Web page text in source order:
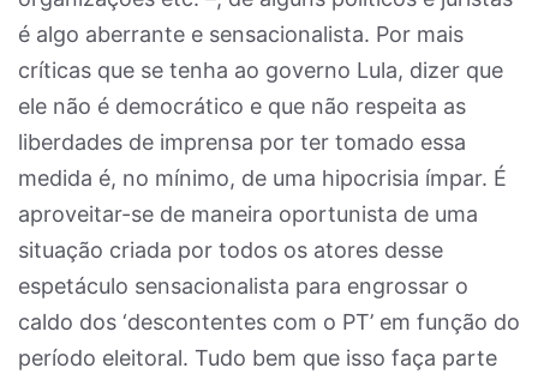
é algo aberrante e sensacionalista. Por mais
críticas que se tenha ao governo Lula, dizer que
ele não é democrático e que não respeita as
liberdades de imprensa por ter tomado essa
medida é, no mínimo, de uma hipocrisia ímpar. É
aproveitar-se de maneira oportunista de uma
situação criada por todos os atores desse
espetáculo sensacionalista para engrossar o
caldo dos ‘descontentes com o PT’ em função do
período eleitoral. Tudo bem que isso faça parte